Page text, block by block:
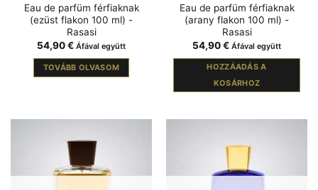
Eau de parfüm férfiaknak
(ezüst flakon 100 ml) -
Rasasi
54,90€ Áfával együtt
TOVÁBB OLVASOM
Eau de parfüm férfiaknak
(arany flakon 100 ml) -
Rasasi
54,90€ Áfával együtt
HOZZÁADÁS A
KOSÁRHOZ